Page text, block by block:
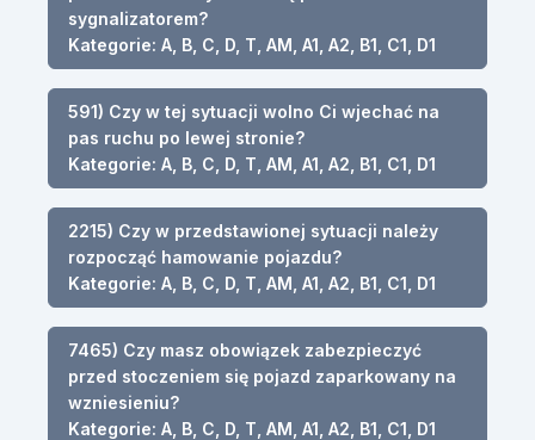
sygnalizatorem?
Kategorie: A, B, C, D, T, AM, A1, A2, B1, C1, D1
591) Czy w tej sytuacji wolno Ci wjechać na
pas ruchu po lewej stronie?
Kategorie: A, B, C, D, T, AM, A1, A2, B1, C1, D1
2215) Czy w przedstawionej sytuacji należy
rozpocząć hamowanie pojazdu?
Kategorie: A, B, C, D, T, AM, A1, A2, B1, C1, D1
7465) Czy masz obowiązek zabezpieczyć
przed stoczeniem się pojazd zaparkowany na
wzniesieniu?
Kategorie: A, B, C, D, T, AM, A1, A2, B1, C1, D1